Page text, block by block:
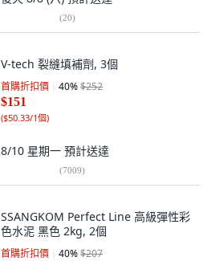
(20)
V-tech 裂縫填補劑, 3個
首購折扣價 40%$252
$151
($50.33/1個)
8/10 星期一 預計送達
(7009)
SSANGKOM Perfect Line 高級彈性彩
色水泥 黑色 2kg, 2個
首購折扣價 40%$207